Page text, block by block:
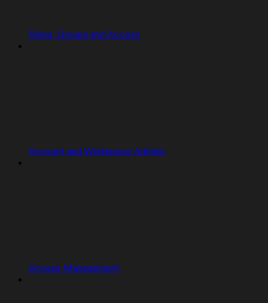
Roles, Groups and Access
Account and Workspace Admins
Access Management